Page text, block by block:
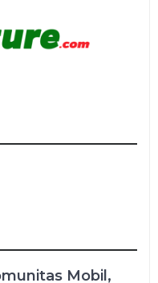
Mobil,